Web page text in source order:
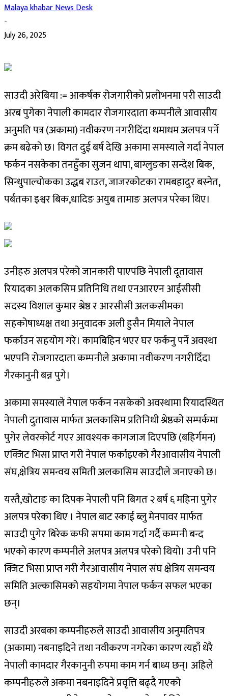
Malaya khabar News Desk
-
July 26, 2025
साउदी अरेबिया := आकर्षक रोजगारीको प्रलोभनमा परी साउदी
अरब पुगेका नेपाली कामदार रोजगारदाता कम्पनीले आवासीय
अनुमति पत्र (अकामा) नवीकरण नगरीदिंदा धमाधम अलपत्र पर्ने
क्रम बढेको छ। विगत दुई बर्ष देखि अकामा समस्याले गर्दा नेपाल
फर्कन नसकेका तनहुँका सुजन थापा, बाग्लुङका सन्देश बिक,
सिन्धुपाल्चोकका उद्धब राउत, जाजरकोटका रामबहादुर बस्नेत,
पर्बतका इश्वर बिक,धादिङ अयुब तामाङ अलपत्र परेका थिए।
उनीहरु अलपत्र परेको जानकारी पाएपछि नेपाली दूतावास
रियादका अलकसिम प्रतिनिधि तथा एनआरएन आईसीसी
सदस्य विशाल कुमार श्रेष्ठ र आरसीसी अलकसीमका
सहकोषाध्यक्ष तथा अनुवादक अली हुसैन मियाले नेपाल
फर्काउन सहयोग गरे। कामबिहिन भएर घर फर्कनु पर्ने अवस्था
भएपनि रोजगारदाता कम्पनीले अकामा नवीकरण नगरीदिँदा
गैरकानुनी बन्न पुगे।
अकामा समस्याले नेपाल फर्कन नसकेको अवस्थामा रियादस्थित
नेपाली दुतावास मार्फत अलकासिम प्रतिनिधी श्रेष्ठको सम्पर्कमा
पुगेर लेवरकोर्ट गएर आवश्यक कागजाज दिएपछि (बहिर्गमन)
एक्जिट भिसा प्राप्त गरी नेपाल फर्काइएको गैरआवासीय नेपाली
संघ,क्षेत्रिय समन्वय समिती अलकासिम साउदीले जनाएको छ।
यस्तै,खोटाङ का दिपक नेपाली पनि बिगत २ बर्ष ६ महिना पुगेर
अलपत्र परेका थिए । नेपाल बाट स्काई ब्लु मेनपावर मार्फत
साउदी पुगेर बिरेक कफी सपमा काम गर्दा गर्दै कम्पनी बन्द
भएको कारण कम्पनीले अलपत्र अलपत्र परेको थियो। उनी पनि
क्जिट भिसा प्राप्त गरी गैरआवासीय नेपाल संघ क्षेत्रिय समन्वय
समिति अल्कासिमको सहयोगमा नेपाल फर्कन सफल भएका
छन्।
साउदी अरबका कम्पनीहरुले साउदी आवासीय अनुमतिपत्र
(अकामा) नबनाइदिने तथा नवीकरण नगरेका कारण त्यहाँ धेरै
नेपाली कामदार गैरकानुनी रुपमा काम गर्न बाध्य छन्। अहिले
कम्पनीहरुले अकमा नबनाइदिने प्रवृत्ति बढ्दै गएको